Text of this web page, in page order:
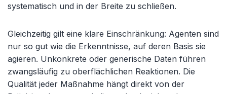
systematisch und in der Breite zu schließen.
Gleichzeitig gilt eine klare Einschränkung: Agenten sind
nur so gut wie die Erkenntnisse, auf deren Basis sie
agieren. Unkonkrete oder generische Daten führen
zwangsläufig zu oberflächlichen Reaktionen. Die
Qualität jeder Maßnahme hängt direkt von der